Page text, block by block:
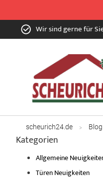
Zum
Inhalt Wir sind gerne für
scheurich24.de Blog
Kategorien
Allgemeine
Türen Neuigkeiten